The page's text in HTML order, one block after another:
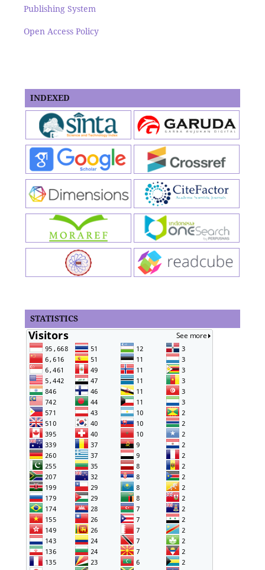
Publishing System
Open Access Policy
INDEXED
STATISTICS